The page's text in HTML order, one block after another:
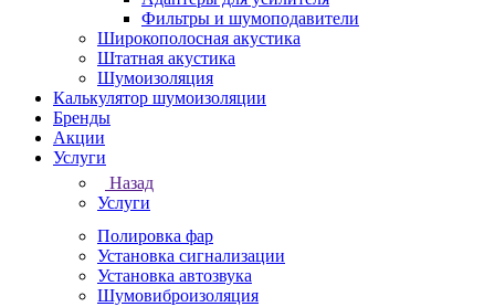
Фильтры и шумоподавители
Широкополосная акустика
Штатная акустика
Шумоизоляция
Калькулятор шумоизоляции
Бренды
Акции
Услуги
Назад
Услуги
Полировка фар
Установка сигнализации
Установка автозвука
Шумовиброизоляция